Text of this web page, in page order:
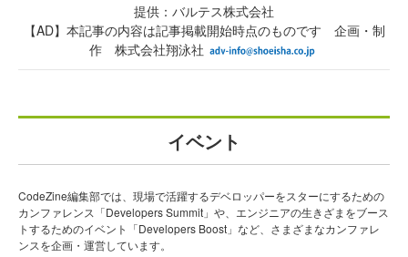
提供：バルテス株式会社
【AD】本記事の内容は記事掲載開始時点のものです 企画・制
作 株式会社翔泳社
イベント
CodeZine編集部では、現場で活躍するデベロッパーをスターにするための
カンファレンス「Developers Summit」や、エンジニアの生きざまをブース
トするためのイベント「Developers Boost」など、さまざまなカンファレ
ンスを企画・運営しています。